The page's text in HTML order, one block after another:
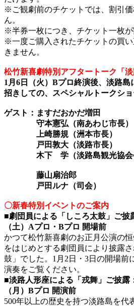
※ご観劇前のチケットでは、割引
ん。
※半券一枚につき、チケット一枚が
※一度ご購入されたチケットの買
きません。
松竹新喜劇特別アフタートーク「
1月6日（火）Bプロ終演後、淡路
招きしての、スペシャルトークショ
ゲスト：ますだおかだ増田
守本憲弘（南あわじ市長）
上崎勝規（洲本市長）
戸田敦大（淡路市長）
木下 学（淡路島観光協会
藤山扇治郎
戸田ルナ（司会）
〇新春特別イベントのご案内
■劇団員による「しころ太鼓」ご披
（土）Aプロ・Bプロ 開場前
かつて松竹新喜劇のお正月公演の
をはじめとする劇団員により披露
鼓」でした。1月2日・3日の開場前
演奏をご覧ください。
■淡路人形座による「戎舞」ご披露
（月）Bプロ 開演前
500年以上の歴史を持つ淡路島を代